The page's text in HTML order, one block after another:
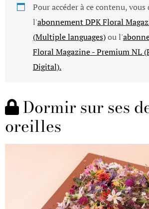
Pour accéder à ce contenu, vous
l'abonnement DPK Floral
(Multiple languages)ou l'
Floral Magazine - Premium NL
Digital).
Dormir sur ses
oreilles